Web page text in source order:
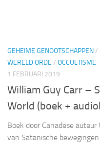
GEHEIME GENOOTSCHAPPEN/
WERELD ORDE / OCCULTISME
1 FEBRUARI 2019
William Guy Carr –
World (boek +
Boek door Canadese
van Satanische